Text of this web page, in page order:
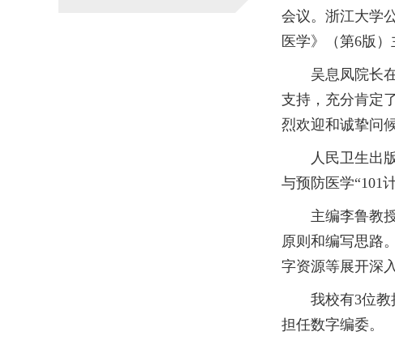
会议。浙江大学
医学》（第6版）
吴息凤院长
支持，充分肯定
烈欢迎和诚挚问
人民卫生出
与预防医学“101
主编李鲁教
原则和编写思路
字资源等展开深
我校有3位
担任数字编委。